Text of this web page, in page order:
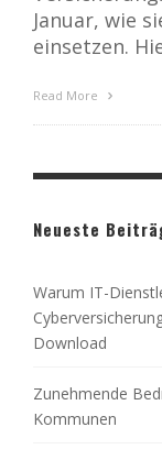
Januar, wie
einsetzen.
Read More
Neueste
Warum IT-
Download
Zunehmende
Kommunen